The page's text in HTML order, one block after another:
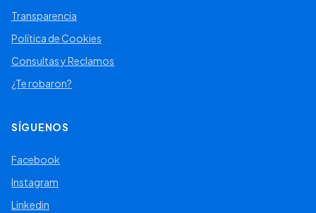
Transparencia
Política de Cookies
Consultas y Reclamos
¿Te robaron?
SÍGUENOS
Facebook
Instagram
Linkedin